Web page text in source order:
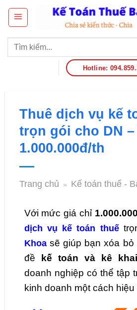
Hotline:
Thuê dịch vụ kế
trọn gói cho DN
1.000.000đ/th
Trang chủ » Kế toán thuế -
Với mức giá chỉ
dịch vụ kế toán thuế
Khoasẽ giúp bạn xóa bỏ
đề kế toán và kê
doanh nghiệp có thể tập
kinh doanh một cách hiệu